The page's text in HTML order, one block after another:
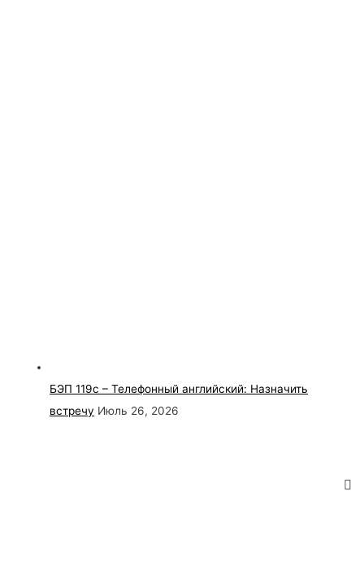
БЭП 119с – Телефонный английский: Назначить
встречу Июль 26, 2026